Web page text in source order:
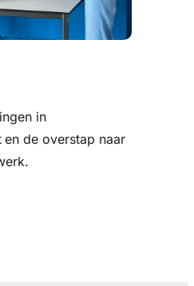
in
en de overstap naar